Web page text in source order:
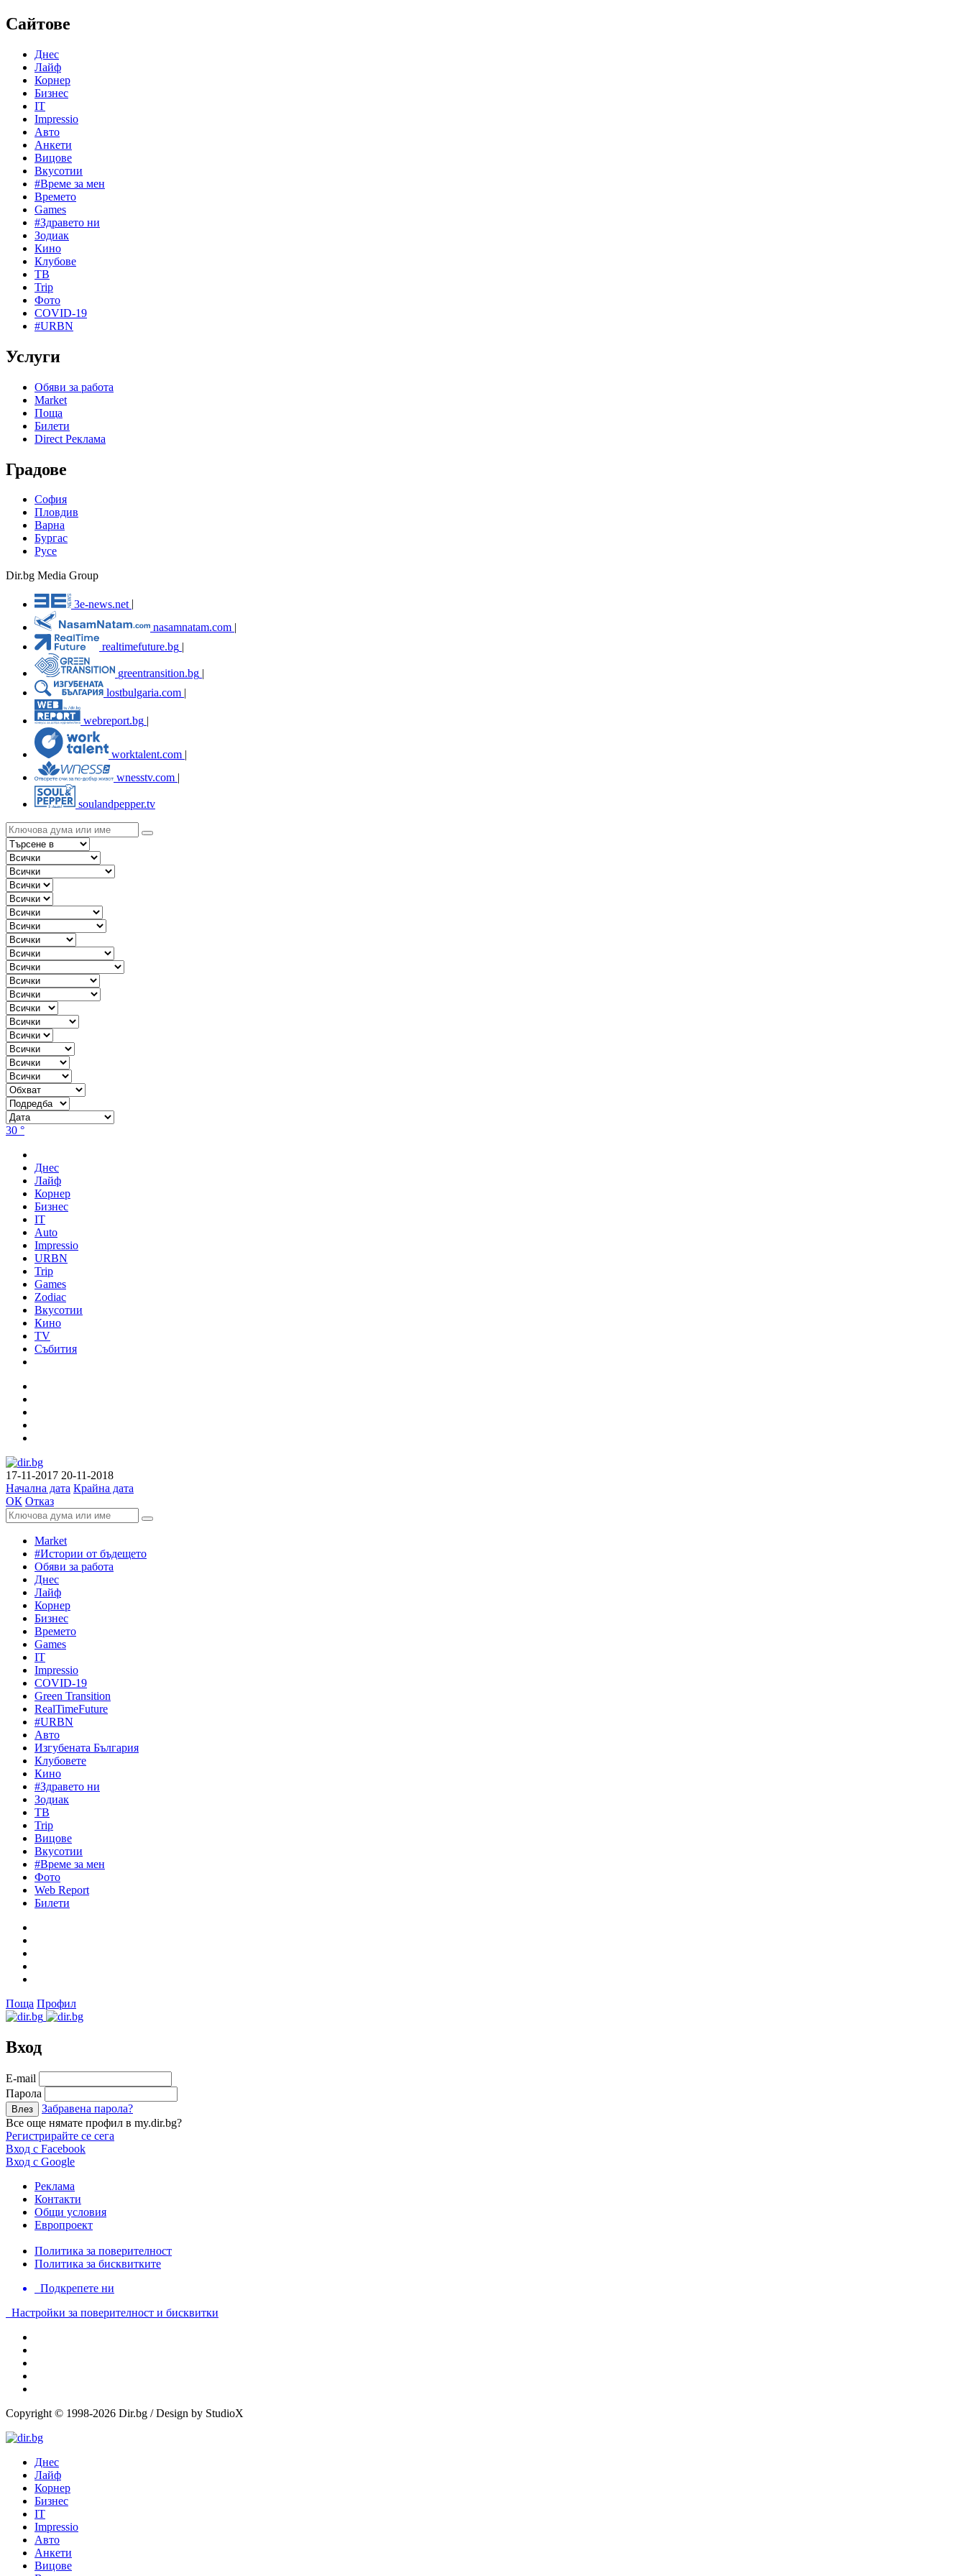
Сайтове
Днес
Лайф
Корнер
Бизнес
IT
Impressio
Авто
Анкети
Вицове
Вкусотии
#Време за мен
Времето
Games
#Здравето ни
Зодиак
Кино
Клубове
ТВ
Trip
Фото
COVID-19
#URBN
Услуги
Обяви за работа
Market
Поща
Билети
Direct Реклама
Градове
София
Пловдив
Варна
Бургас
Русе
Dir.bg Media Group
3e-news.net
nasamnatam.com |
realtimefuture.bg |
greentransition.bg |
lostbulgaria.com |
webreport.bg
worktalent.com |
wnesstv.com |
soulandpepper.tv
30 °
Днес
Лайф
Корнер
Бизнес
IT
Auto
Impressio
URBN
Trip
Games
Zodiac
Вкусотии
Кино
TV
Събития
17-11-2017 20-11-2018
Начална дата Крайна дата
ОК Отказ
Market
#Истории от бъдещето
Обяви за работа
Днес
Лайф
Корнер
Бизнес
Времето
Games
IT
Impressio
COVID-19
Green Transition
RealTimeFuture
#URBN
Авто
Изгубената България
Клубовете
Кино
#Здравето ни
Зодиак
ТВ
Trip
Вицове
Вкусотии
#Време за мен
Фото
Web Report
Билети
Поща Профил
Вход
Е-mail
Парола
Забравена парола?
Все още нямате профил в my.dir.bg?
Регистрирайте се сега
Вход с Facebook
Вход с Google
Реклама
Контакти
Общи условия
Европроект
Политика за поверителност
Политика за бисквитките
Подкрепете ни
Настройки за поверителност и бисквитки
Copyright © 1998-2026 Dir.bg / Design by StudioX
Днес
Лайф
Корнер
Бизнес
IT
Impressio
Авто
Анкети
Вицове